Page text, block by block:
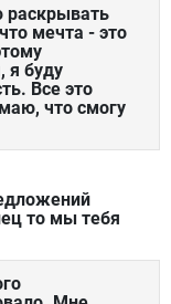
мечта - это
я буду
Все это
что смогу
то мы тебя